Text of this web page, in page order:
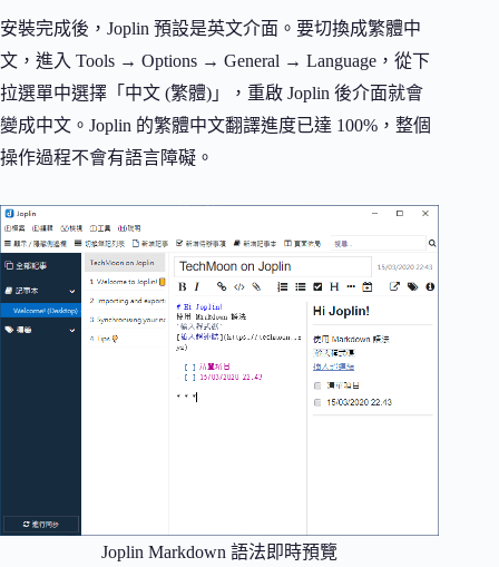
安裝完成後，Joplin 預設是英文介面。要切換成繁體中
文，進入 Tools → Options → General → Language，從下
拉選單中選擇「中文 (繁體)」，重啟 Joplin 後介面就會
變成中文。Joplin 的繁體中文翻譯進度已達 100%，整個
操作過程不會有語言障礙。
Joplin Markdown 語法即時預覽